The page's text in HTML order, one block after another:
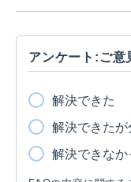
アンケート:ご意
解決できた
解決できた
解決できなか